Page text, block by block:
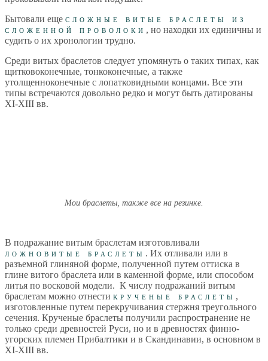
Бытовали еще сложные витые браслеты из
сложенной проволоки , но находки их единичны и
судить о их хронологии трудно.
Среди витых браслетов следует упомянуть о таких типах, как
щитковоконечные, тонкоконечные, а также
утолщенноконечные с лопатковидными концами. Все эти
типы встречаются довольно редко и могут быть датированы
ХI-ХIII вв.
Мои браслеты, также все на резинке.
В подражание витым браслетам изготовливали
ложновитые браслеты . Их отливали или в
разъемной глиняной форме, полученной путем оттиска в
глине витого браслета или в каменной форме, или способом
литья по восковой модели. К числу подражаний витым
браслетам можно отнести крученые браслеты ,
изготовленные путем перекручивания стержня треугольного
сечения. Крученые браслеты получили распространение не
только среди древностей Руси, но и в древностях финно-
угорских племен Прибалтики и в Скандинавии, в основном в
ХI-ХIII вв.